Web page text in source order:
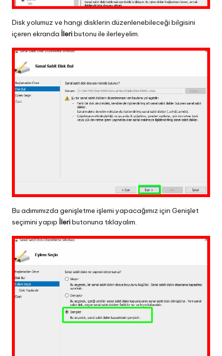
Disk yolumuz ve hangi disklerin düzenlenebileceği bilgisini
içeren ekranda İleributonu ile ilerleyelim.
Bu adımımızda genişletme işlemi yapacağımız için Genişlet
seçimini yapıp İleributonuna tıklayalım.